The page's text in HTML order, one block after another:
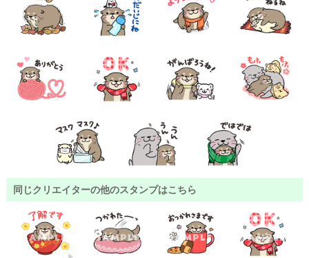
同じクリエイターの他のスタンプはこちら